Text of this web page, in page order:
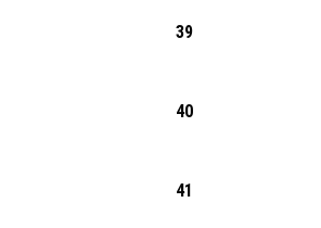
39
40
41